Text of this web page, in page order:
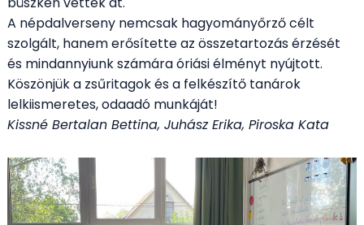
A népdalverseny nemcsak hagyományőrző célt
szolgált, hanem erősítette az összetartozás érzését
és mindannyiunk számára óriási élményt nyújtott.
Köszönjük a zsűritagok és a felkészítő tanárok
lelkiismeretes, odaadó munkáját!
Kissné Bertalan Bettina, Juhász Erika, Piroska Kata